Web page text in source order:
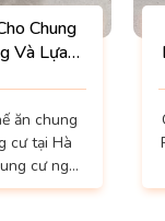
Chung
Và Lựa
ăn chung
cư tại Hà
cư ngày
tích khiến